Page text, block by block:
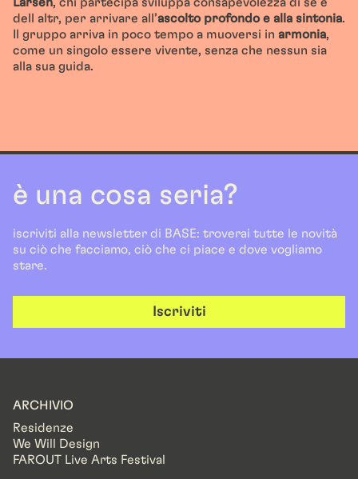
dell altr, per arrivare all’ascolto profondo e alla sintonia.
Il gruppo arriva in poco tempo a muoversi in armonia,
come un singolo essere vivente, senza che nessun sia
alla sua guida.
è una cosa seria?
iscriviti alla newsletter di BASE: troverai tutte le novità
su ciò che facciamo, ciò che ci piace e dove vogliamo
stare.
Iscriviti
ARCHIVIO
Residenze
We Will Design
FAROUT Live Arts Festival